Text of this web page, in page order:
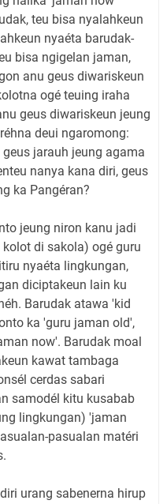
teu bisa nyalahkeun
nyaéta barudak-
bisa ngigelan jaman,
anu geus diwariskeun
ogé teuing iraha
geus diwariskeun jeung
deui ngaromong:
jarauh jeung agama
nanya kana diri, geus
ka Pangéran?
jeung niron kanu jadi
di sakola) ogé guru
nyaéta lingkungan,
diciptakeun lain ku
Barudak atawa 'kid
ka 'guru jaman old',
now'. Barudak moal
kawat tambaga
cerdas sabari
samodél kitu kusabab
lingkungan) 'jaman
pasualan matéri
urang sabenerna hirup